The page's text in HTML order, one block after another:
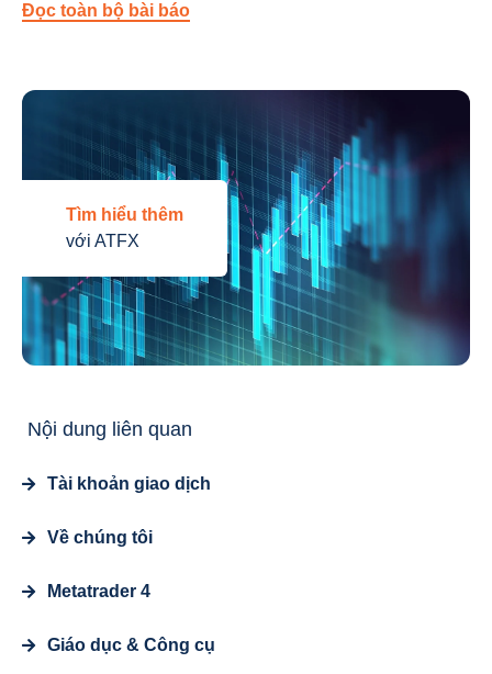
Đọc toàn bộ bài báo
Tìm hiểu thêm
với ATFX
Nội dung liên quan
Tài khoản giao dịch
Về chúng tôi
Metatrader 4
Giáo dục & Công cụ